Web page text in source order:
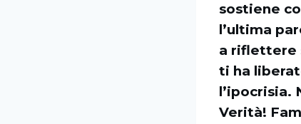
sostiene
l’ultima
a riflettere
ti ha
l’ipocrisia.
Verità!